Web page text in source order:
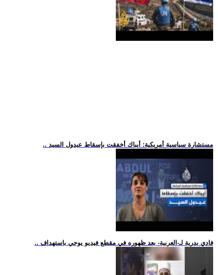
.. مستشارة سياسية أمريكية: أيباك أخفقت بإسقاط عبدول السيد
.. فادي بدرية لـ-العربية- بعد ظهوره في مقطع فيديو يوحي باستهداف